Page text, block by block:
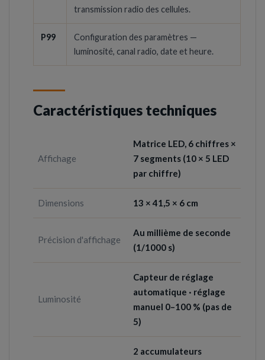
transmission radio des cellules.
P99
Configuration des paramètres —
luminosité, canal radio, date et heure.
Caractéristiques techniques
Affichage
Matrice LED, 6 chiffres ×
7 segments (10 × 5 LED
par chiffre)
Dimensions 13 × 41,5 × 6 cm
Précision d'affichage
Au millième de seconde
(1/1000 s)
Luminosité
Capteur de réglage
automatique · réglage
manuel 0–100 % (pas de
5)
2 accumulateurs